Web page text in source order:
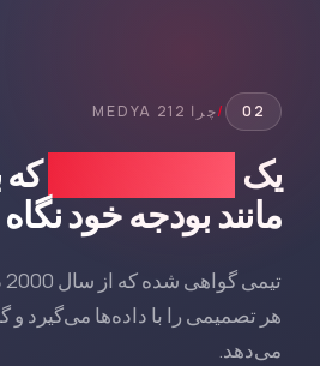
02
/چرا 212 MEDYA
یک
که
مانند بودجه خود
هر تصمیمی را با داده‌ها می‌گیرد
می‌دهد.